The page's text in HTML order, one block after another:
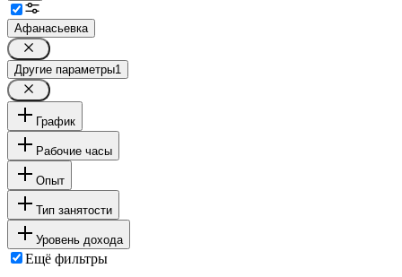
Афанасьевка
Другие параметры1
График
Рабочие часы
Опыт
Тип занятости
Уровень дохода
Ещё фильтры